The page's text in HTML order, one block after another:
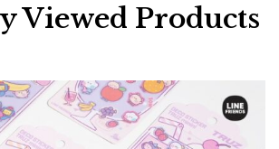
Viewed Products